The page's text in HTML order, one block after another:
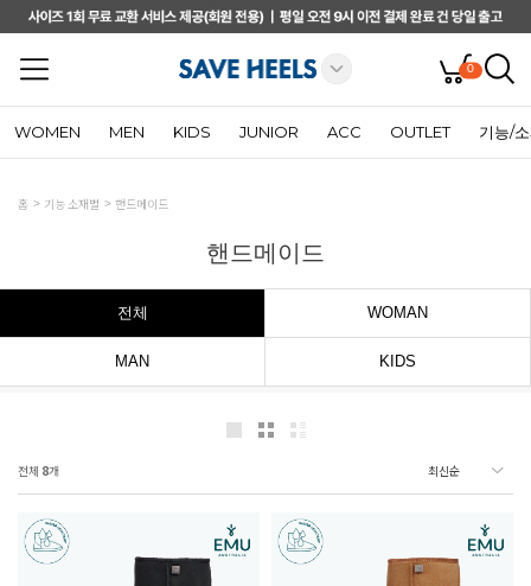
0
WOMEN MEN KIDS JUNIOR ACC OUTLET 기능/
홈 기능 소재별 핸드메이드
핸드메이드
전체 WOMAN
MAN KIDS
전체 8개